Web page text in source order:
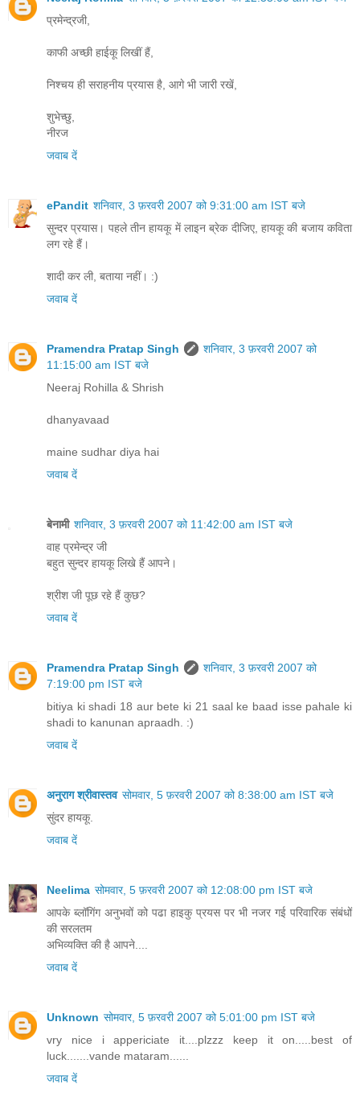
प्रमेन्द्रजी,
काफी अच्छी हाईकू लिखीं हैं,
निश्चय ही सराहनीय प्रयास है, आगे भी जारी रखें,
शुभेच्छु,
नीरज
जवाब दें
ePandit शनिवार, 3 फ़रवरी 2007 को 9:31:00 am IST बजे
सुन्दर प्रयास। पहले तीन हायकू में लाइन ब्रेक दीजिए, हायकू की बजाय कविता
लग रहे हैं।
शादी कर ली, बताया नहीं। :)
जवाब दें
Pramendra Pratap Singh
शनिवार, 3 फ़रवरी 2007 को
11:15:00 am IST बजे
Neeraj Rohilla & Shrish
dhanyavaad
maine sudhar diya hai
जवाब दें
बेनामी शनिवार, 3 फ़रवरी 2007 को 11:42:00 am IST बजे
वाह प्रमेन्द्र जी
बहुत सुन्दर हायकू लिखे हैं आपने।
श्रीश जी पूछ रहे हैं कुछ?
जवाब दें
Pramendra Pratap Singh
शनिवार, 3 फ़रवरी 2007 को
7:19:00 pm IST बजे
bitiya ki shadi 18 aur bete ki 21 saal ke baad isse pahale ki
shadi to kanunan apraadh. :)
जवाब दें
अनुराग श्रीवास्तव सोमवार, 5 फ़रवरी 2007 को 8:38:00 am IST बजे
सुंदर हायकू.
जवाब दें
Neelima सोमवार, 5 फ़रवरी 2007 को 12:08:00 pm IST बजे
आपके ब्लॉगिंग अनुभवों को पढा हाइकु प्रयस पर भी नजर गई परिवारिक संबंधों
की सरलतम
अभिव्यक्ति की है आपने....
जवाब दें
Unknown सोमवार, 5 फ़रवरी 2007 को 5:01:00 pm IST बजे
vry nice i appericiate it....plzzz keep it on.....best of
luck.......vande mataram......
जवाब दें